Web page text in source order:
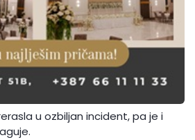
u ozbiljan incident, pa je i